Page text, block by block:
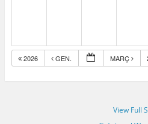
2026 GEN. MARÇ
View Full